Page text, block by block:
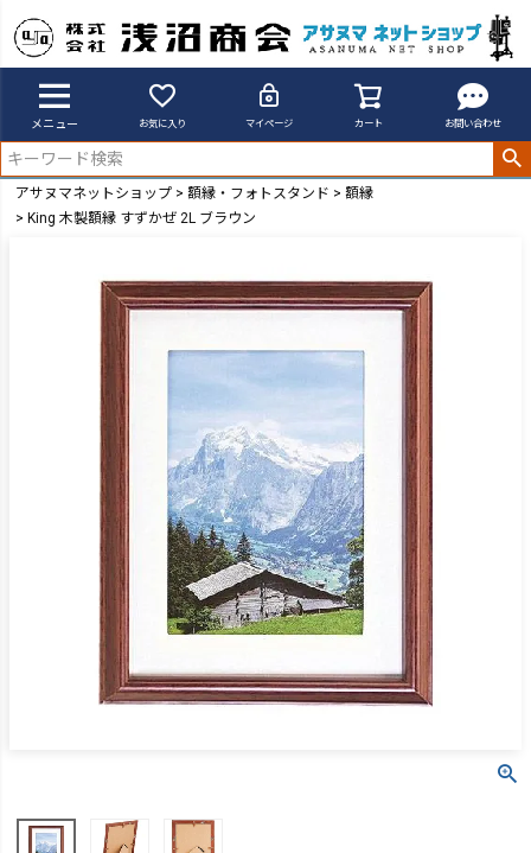
メニュー お気に入り マイページ カート お問い合わせ
アサヌマネットショップ 額縁・フォトスタンド
額縁
King 木製額縁 すずかぜ 2L ブラウン